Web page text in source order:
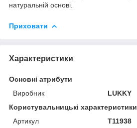
натуральній основі.
Приховати
Характеристики
Основні атрибути
Виробник
LUKKY
Користувальницькі характеристики
Артикул
T11938